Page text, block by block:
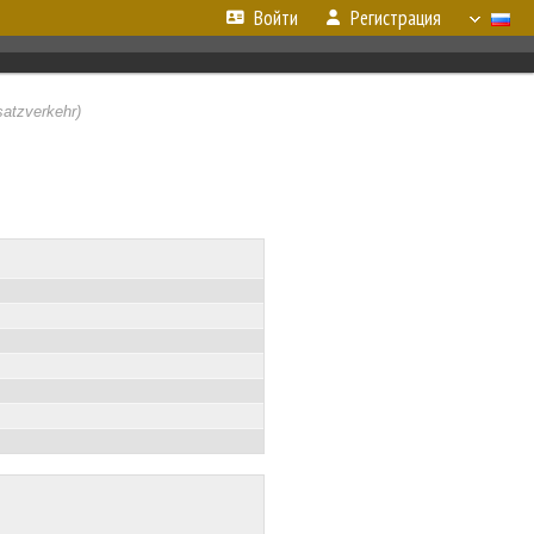
Войти Регистрация